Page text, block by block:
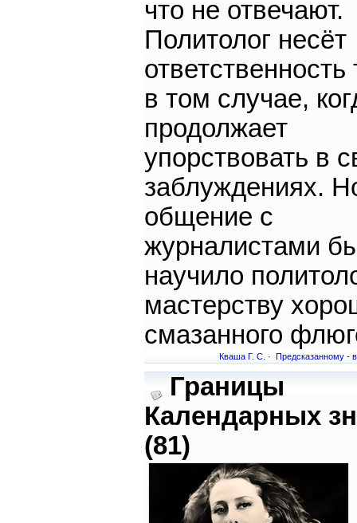
что не отвечают.
Политолог несёт
ответственность
в том случае,
продолжает
упорствовать в
заблуждениях.
общение с
журналистами
научило
мастерству
смазанного
Кваша Г. С. · Предсказанному -
Границы
Календарных
(81)